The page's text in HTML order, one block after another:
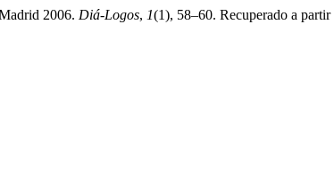
2006. Diá-Logos, 1(1), 58–60. Recuperado a